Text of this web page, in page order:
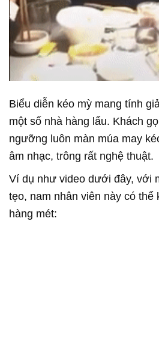
Biểu diễn kéo mỳ mang tính
một số nhà hàng lẩu. Khách
ngưỡng luôn màn múa may
âm nhạc, trông rất nghệ thuật.
Ví dụ như video dưới đây, với
tẹo, nam nhân viên này có
hàng mét: